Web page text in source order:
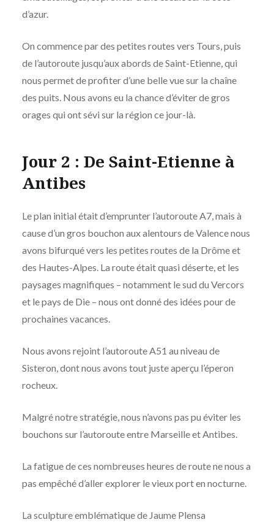
d’azur.
On commence par des petites routes vers Tours, puis
de l’autoroute jusqu’aux abords de Saint-Etienne, qui
nous permet de profiter d’une belle vue sur la chaîne
des puits. Nous avons eu la chance d’éviter de gros
orages qui ont sévi sur la région ce jour-là.
Jour 2 : De Saint-Etienne à
Antibes
Le plan initial était d’emprunter l’autoroute A7, mais à
cause d’un gros bouchon aux alentours de Valence nous
avons bifurqué vers les petites routes de la Drôme et
des Hautes-Alpes. La route était quasi déserte, et les
paysages magnifiques – notamment le sud du Vercors
et le pays de Die – nous ont donné des idées pour de
prochaines vacances.
Nous avons rejoint l’autoroute A51 au niveau de
Sisteron, dont nous avons tout juste aperçu l’éperon
rocheux.
Malgré notre stratégie, nous n’avons pas pu éviter les
bouchons sur l’autoroute entre Marseille et Antibes.
La fatigue de ces nombreuses heures de route ne nous a
pas empêché d’aller explorer le vieux port en nocturne.
La sculpture emblématique de Jaume Plensa